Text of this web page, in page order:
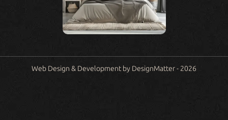
Web Design & Development by DesignMatter - 2026